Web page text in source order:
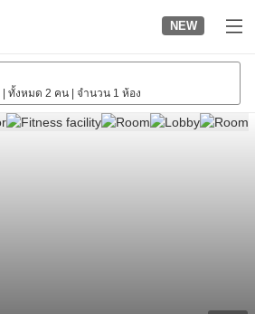
NEW
ทั้งหมด 2 คน จำนวน 1 ห้อง